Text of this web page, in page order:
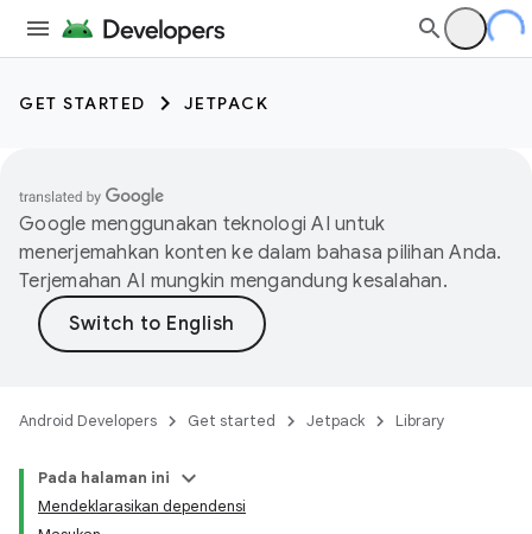
GET STARTED JETPACK
Google menggunakan teknologi AI untuk
menerjemahkan konten ke dalam bahasa pilihan Anda.
Terjemahan AI mungkin mengandung kesalahan.
Android Developers Get started Jetpack Library
Pada halaman ini
Mendeklarasikan dependensi